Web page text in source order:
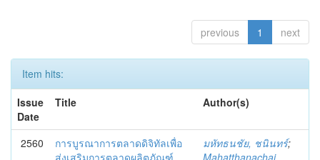
previous 1 next
Item hits:
Issue
Date
Title Author(s)
2560
การบูรณาการตลาดดิจิทัลเพื่อ
ส่งเสริมการตลาดผลิตภัณฑ์
มหัทธนชัย, ชนินทร์;
Mahatthanachai,